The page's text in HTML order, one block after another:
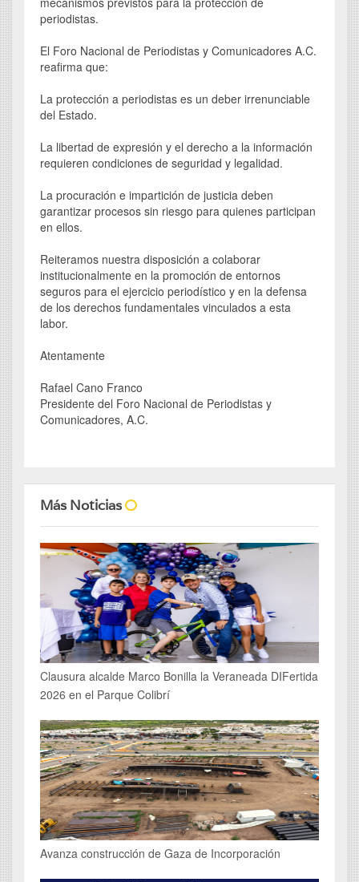
periodistas.
El Foro Nacional de Periodistas y Comunicadores A.C.
reafirma que:
La protección a periodistas es un deber irrenunciable
del Estado.
La libertad de expresión y el derecho a la información
requieren condiciones de seguridad y legalidad.
La procuración e impartición de justicia deben
garantizar procesos sin riesgo para quienes participan
en ellos.
Reiteramos nuestra disposición a colaborar
institucionalmente en la promoción de entornos
seguros para el ejercicio periodístico y en la defensa
de los derechos fundamentales vinculados a esta
labor.
Atentamente
Rafael Cano Franco
Presidente del Foro Nacional de Periodistas y
Comunicadores, A.C.
Más Noticias
Clausura alcalde Marco Bonilla la Veraneada DIFertida
2026 en el Parque Colibrí
Avanza construcción de Gaza de Incorporación